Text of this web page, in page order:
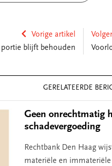
Vorige artikel
blijft behouden
GERELATEERDE
Geen onrechtmatig
schadevergoeding
Rechtbank Den Haag
materiële en